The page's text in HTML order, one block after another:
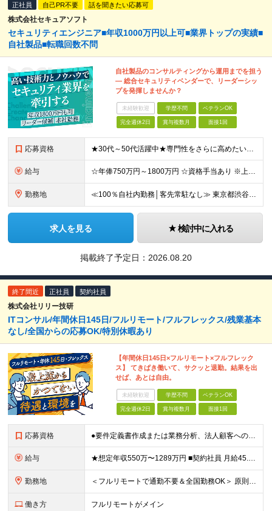
正社員 自己PR不要 話を聞きたい応募可
株式会社セキュアソフト
セキュリティエンジニア■年収1000万円以上可■業界トップの実績■
自社製品■転職回数不問
自社製品のコンサルティングから運用までを担う
― 総合セキュリティベンダーで、リーダーシッ
プを発揮しませんか？
未経験歓迎 学歴不問 ベテランOK
完全週休2日 賞与複数月 面接1回
応募資格 ★30代～50代活躍中★専門性をさらに高めたい方に ■ネットワーク・サーバー設計・構築経験が5年以上ある方 ■セキュリティ分野での設計・構築・運用保守経験が3年以上ある方 ■学歴不問 ＼転職回数は
給与 ☆年俸750万円～1800万円 ☆資格手当あり ※上記金額を12分割した金額を支給します ※固定残業手当(45時間/月、156,800円～)を含む。超過分は別途支給します。 ※試用期間は3か月（試用
勤務地 ≪100％自社内勤務│客先常駐なし≫ 東京都渋谷区千駄ヶ谷5丁目31番11号 住友不動産新宿南口ビル16階 ※（変更の範囲）上記を除く当社関連勤務地
求人を見る 検討中に入れる
掲載終了予定日： 2026.08.20
終了間近 正社員 契約社員
株式会社リリー技研
ITコンサル/年間休日145日/フルリモート/フルフレックス/残業基本
なし/全国からの応募OK/特別休暇あり
【年間休日145日×フルリモート×フルフレック
ス】 てきぱき働いて、サクッと退勤。結果を出
せば、あとは自由。
未経験歓迎 学歴不問 ベテランOK
完全週休2日 賞与複数月 面接1回
応募資格 ●要件定義書作成または業務分析、法人顧客への提案・折衝の実務経験がある方 ●学歴不問 ≪契約社員のみ≫ ■契約の更新 有（半年ごと） ※入社半年後に実務習得の確認テストを実施し、 合格することが更
給与 ★想定年収550万〜1289万円 ■契約社員 月給45.8万〜71.6万円 ★想定年収688万〜1611万円 ■正社員 月給57.3万〜89.5万円 ※給与は経験・スキルを考慮の上、決定します。
勤務地 ＜フルリモートで通勤不要＆全国勤務OK＞ 原則フルリモート勤務となりますので、全国からのご応募をお待ちしています。 (変更の範囲)上記を除く当社関連勤務地
働き方 フルリモートがメイン